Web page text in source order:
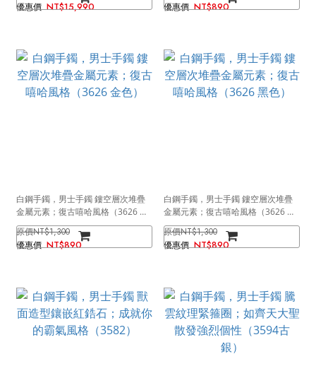
NT$15,990 NT$890
白鋼手鐲，男士手鐲 鏤空層次堆疊
金屬元素；復古嘻哈風格（3626 金
色）
NT$1,300
NT$890
白鋼手鐲，男士手鐲 鏤空層次堆疊
金屬元素；復古嘻哈風格（3626 黑
色）
NT$1,300
NT$890